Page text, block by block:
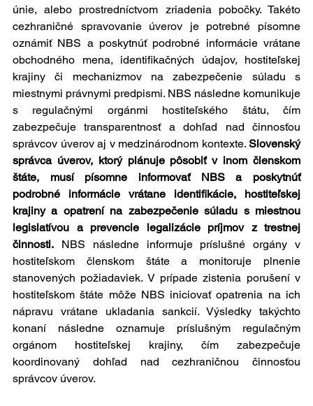
únie, alebo prostredníctvom zriadenia pobočky. Takéto
cezhraničné spravovanie úverov je potrebné písomne
oznámiť NBS a poskytnúť podrobné informácie vrátane
obchodného mena, identifikačných údajov, hostiteľskej
krajiny či mechanizmov na zabezpečenie súladu s
miestnymi právnymi predpismi. NBS následne komunikuje
s regulačnými orgánmi hostiteľského štátu, čím
zabezpečuje transparentnosť a dohľad nad činnosťou
správcov úverov aj v medzinárodnom kontexte. Slovenský
správca úverov, ktorý plánuje pôsobiť v inom členskom
štáte, musí písomne informovať NBS a poskytnúť
podrobné informácie vrátane identifikácie, hostiteľskej
krajiny a opatrení na zabezpečenie súladu s miestnou
legislatívou a prevencie legalizácie príjmov z trestnej
činnosti. NBS následne informuje príslušné orgány v
hostiteľskom členskom štáte a monitoruje plnenie
stanovených požiadaviek. V prípade zistenia porušení v
hostiteľskom štáte môže NBS iniciovať opatrenia na ich
nápravu vrátane ukladania sankcií. Výsledky takýchto
konaní následne oznamuje príslušným regulačným
orgánom hostiteľskej krajiny, čím zabezpečuje
koordinovaný dohľad nad cezhraničnou činnosťou
správcov úverov.